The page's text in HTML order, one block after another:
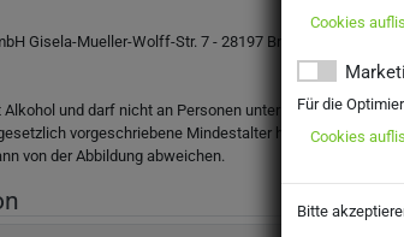
Gisela-Mueller-Wolff-Str. 7 - 28197 Bremen
und darf nicht an Personen unter dem
vorgeschriebene Mindestalter haben.
von der Abbildung abweichen.
Cookies
Für die
Cookies
Bitte